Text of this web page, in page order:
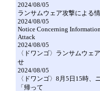
2024/08/05
ランサムウェア攻撃による
2024/08/05
Notice Concerning
Attack
2024/08/05
〈ドワンゴ〉ランサムウェ
せ
2024/08/05
〈ドワンゴ〉8月5日15時
「帰って